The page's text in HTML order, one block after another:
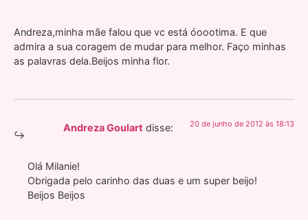
Andreza,minha mãe falou que vc está óoootima. E que
admira a sua coragem de mudar para melhor. Faço minhas
as palavras dela.Beijos minha flor.
Andreza Goulart disse: 20 de junho de 2012 às 18:13
Olá Milanie!
Obrigada pelo carinho das duas e um super beijo!
Beijos Beijos